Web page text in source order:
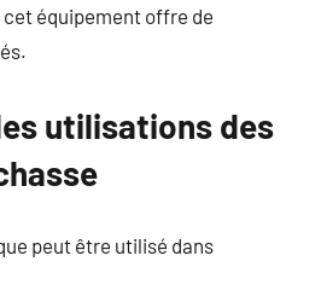
équipement offre de
utilisations des
peut être utilisé dans